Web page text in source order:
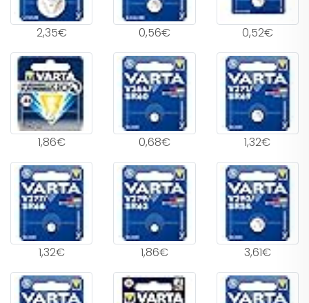
2,35€ 0,56€ 0,52€
1,86€ 0,68€ 1,32€
1,32€ 1,86€ 3,61€